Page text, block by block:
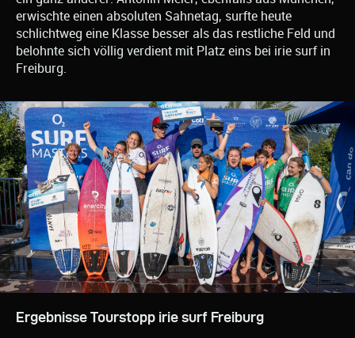
erwischte einen absoluten Sahnetag, surfte heute
schlichtweg eine Klasse besser als das restliche Feld und
belohnte sich völlig verdient mit Platz eins bei irie surf in
Freiburg.
Ergebnisse Tourstopp irie surf Freiburg